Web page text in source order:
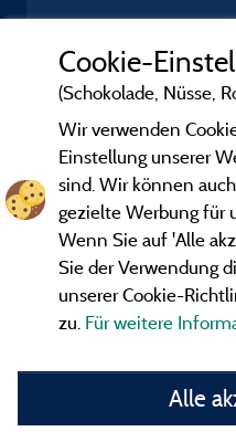
Cookie-
(Schokolade, Nüsse,
Wir verwenden
Einstellung unserer
sind. Wir können
gezielte Werbung für
Wenn Sie auf 'Alle
Sie der Verwendung
unserer Cookie-
zu. Für weitere
Alle